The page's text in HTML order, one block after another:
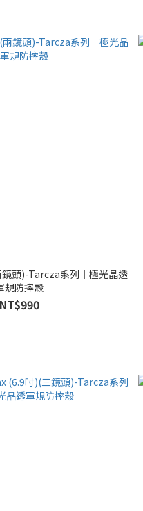
頭)-Tarcza系列｜極光晶透
規防摔殼
NT$990